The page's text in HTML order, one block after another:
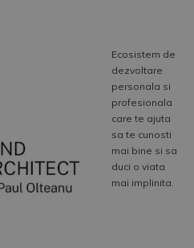
Ecosistem de
dezvoltare
personala si
profesionala
care te ajuta
sa te cunosti
mai bine si sa
duci o viata
mai implinita.